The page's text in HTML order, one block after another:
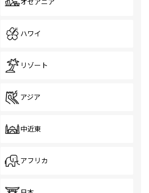
オセアニア
ハワイ
リゾート
アジア
中近東
アフリカ